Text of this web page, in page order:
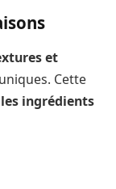
et
Cette
ingrédients